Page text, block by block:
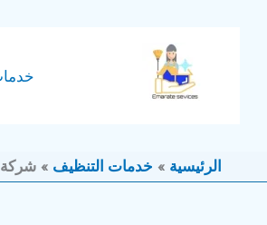
الرئيسية خدمات التنظيف شركة